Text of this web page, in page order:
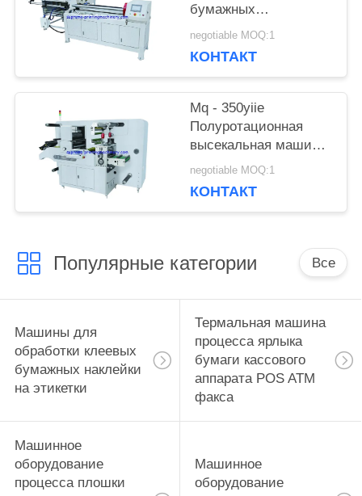
бумажных
пластиковых труб
negotiable MOQ:1
КОНТАКТ
Mq - 350yiie
Полуротационная
высекальная машина
с продольной резкой
negotiable MOQ:1
КОНТАКТ
Популярные категории Все
Машины для
обработки клеевых
бумажных наклейки
на этикетки
Термальная машина
процесса ярлыка
бумаги кассового
аппарата POS ATM
факса
Машинное
оборудование
процесса плошки
Машинное
оборудование